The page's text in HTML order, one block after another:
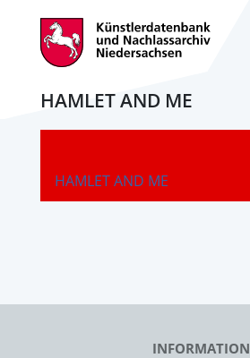
HAMLET AND ME
HAMLET AND ME
INFORMATION